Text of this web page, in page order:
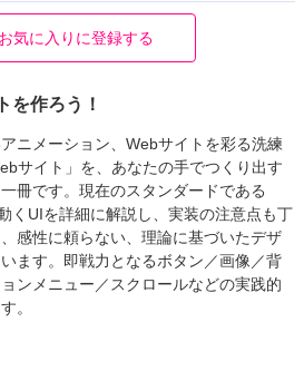
気に入りに登録する
を作ろう！
ニメーション、Webサイトを彩る洗練
サイト」を、あなたの手でつくり出す
冊です。現在のスタンダードである
くUIを詳細に解説し、実装の注意点も丁
感性に頼らない、理論に基づいたデザ
ます。即戦力となるボタン／画像／背
ンメニュー／スクロールなどの実践的
。